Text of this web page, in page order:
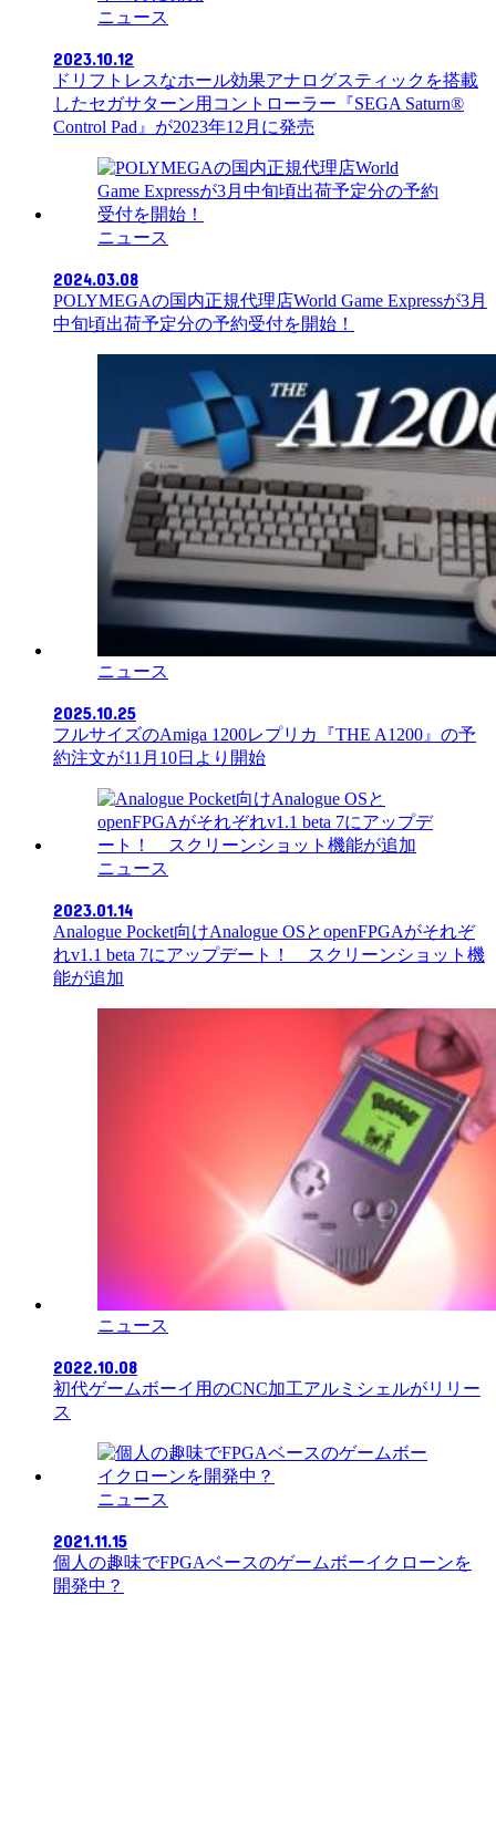
ニュース
2023.10.12
ドリフトレスなホール効果アナログスティックを搭載
したセガサターン用コントローラー『SEGA Saturn®
Control Pad』が2023年12月に発売
ニュース
2024.03.08
POLYMEGAの国内正規代理店World Game Expressが3月
中旬頃出荷予定分の予約受付を開始！
ニュース
2025.10.25
フルサイズのAmiga 1200レプリカ『THE A1200』の予
約注文が11月10日より開始
ニュース
2023.01.14
Analogue Pocket向けAnalogue OSとopenFPGAがそれぞ
れv1.1 beta 7にアップデート！ スクリーンショット機
能が追加
ニュース
2022.10.08
初代ゲームボーイ用のCNC加工アルミシェルがリリー
ス
ニュース
2021.11.15
個人の趣味でFPGAベースのゲームボーイクローンを
開発中？